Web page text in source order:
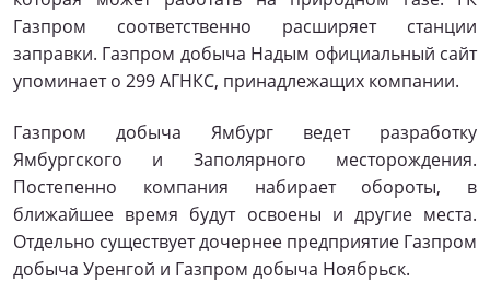
Газпром соответственно расширяет станции
заправки. Газпром добыча Надым официальный сайт
упоминает о 299 АГНКС, принадлежащих компании.
Газпром добыча Ямбург ведет разработку
Ямбургского и Заполярного месторождения.
Постепенно компания набирает обороты, в
ближайшее время будут освоены и другие места.
Отдельно существует дочернее предприятие Газпром
добыча Уренгой и Газпром добыча Ноябрьск.